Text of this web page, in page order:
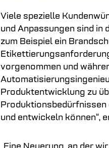
Viele spezielle
und Anpassungen sind in
zum Beispiel ein
vorgenommen und
Produktentwicklung zu
Produktionsbedürfnissen
und entwickeln können“,